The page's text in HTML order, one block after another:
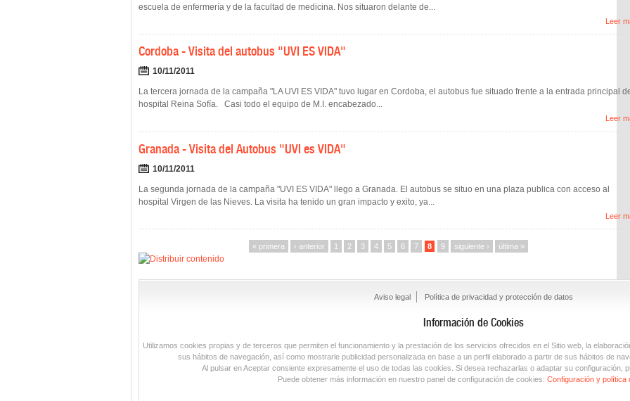
escuela de enfermería y de la facultad de medicina. Nos situaron delante de...
Leer
Cordoba - Visita del autobus "UVI ES VIDA"
10/11/2011
La tercera jornada de la campaña "LA UVI ES VIDA" tuvo lugar en Cordoba, el autobus fue situado frente a la entrada principal
hospital Reina Sofía. Casi todo el equipo de M.I. encabezado...
Leer
Granada - Visita del Autobus "UVI es VIDA"
10/11/2011
La segunda jornada de la campaña "UVI ES VIDA" llego a Granada. El autobus se situo en una plaza publica con acceso al
hospital Virgen de las Nieves. La visita ha tenido un gran impacto y exito, ya...
Leer
« primera ‹ anterior 1 2 3 4 5 6 7 8 9 siguiente › última »
Aviso legal Política de privacidad y protección de datos
Información de Cookies
Utilizamos cookies propias y de terceros que permiten el funcionamiento y la prestación de los servicios ofrecidos en el Sitio web, la
sus hábitos de navegación, así como mostrarle publicidad personalizada en base a un perfil elaborado a partir de sus hábitos de
Al pulsar en Aceptar consiente expresamente el uso de todas las cookies. Si desea rechazarlas o adaptar su configuración,
Puede obtener más información en nuestro panel de configuración de cookies: Configuración y política